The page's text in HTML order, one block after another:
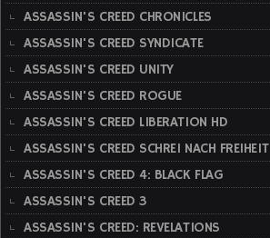
ASSASSIN'S CREED CHRONICLES
ASSASSIN'S CREED SYNDICATE
ASSASSIN'S CREED UNITY
ASSASSIN'S CREED ROGUE
ASSASSIN'S CREED LIBERATION HD
ASSASSIN'S CREED SCHREI NACH FREIHEIT
ASSASSIN'S CREED 4: BLACK FLAG
ASSASSIN'S CREED 3
ASSASSIN'S CREED: REVELATIONS